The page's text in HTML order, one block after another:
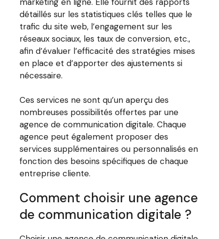
détaillés sur les statistiques clés telles que le
trafic du site web, l’engagement sur les
réseaux sociaux, les taux de conversion, etc.,
afin d’évaluer l’efficacité des stratégies mises
en place et d’apporter des ajustements si
nécessaire.
Ces services ne sont qu’un aperçu des
nombreuses possibilités offertes par une
agence de communication digitale. Chaque
agence peut également proposer des
services supplémentaires ou personnalisés en
fonction des besoins spécifiques de chaque
entreprise cliente.
Comment choisir une agence
de communication digitale ?